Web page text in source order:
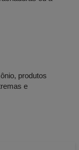
produtos
e